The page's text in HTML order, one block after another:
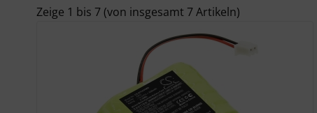
Zeige 1 bis 7(von insgesamt 7Artikeln)